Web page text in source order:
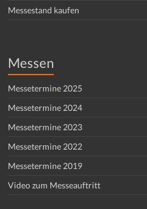
Messestand kaufen
Messen
Messetermine 2025
Messetermine 2024
Messetermine 2023
Messetermine 2022
Messetermine 2019
Video zum Messeauftritt